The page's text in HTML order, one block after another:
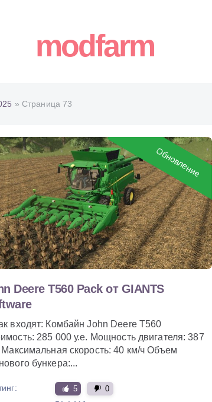
modfarm
» Страница 73
Обновление
Deere T560 Pack от GIANTS
входят: Комбайн John Deere T560
285 000 у.е. Мощность двигателя: 387
Максимальная скорость: 40 км/ч Объем
бункера:...
5 0